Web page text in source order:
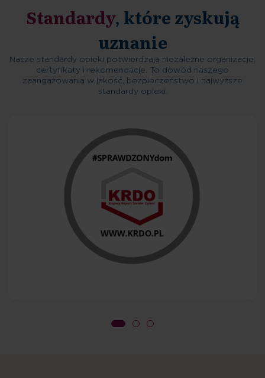
Decyzja o przyjęciu
Standardy, które zyskują
uznanie
Nasze standardy opieki potwierdzają niezależne organizacje,
certyfikaty i rekomendacje. To dowód naszego
zaangażowania w jakość, bezpieczeństwo i najwyższe
standardy opieki.